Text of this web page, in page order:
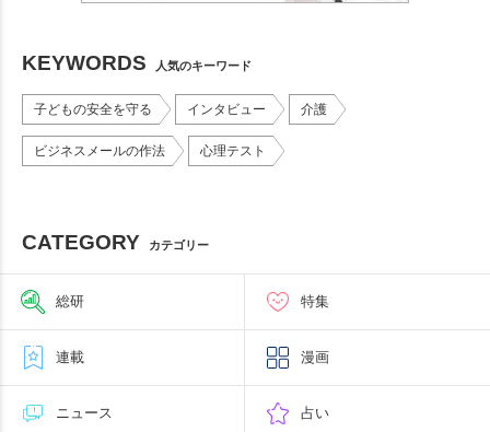
KEYWORDS 人気のキーワード
子どもの安全を守る インタビュー 介護
ビジネスメールの作法 心理テスト
CATEGORY カテゴリー
総研 特集
連載 漫画
ニュース 占い